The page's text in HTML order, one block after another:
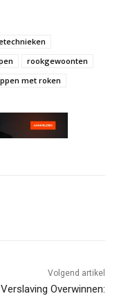
rookgewoonten
met roken
Volgend artikel
Overwinnen: